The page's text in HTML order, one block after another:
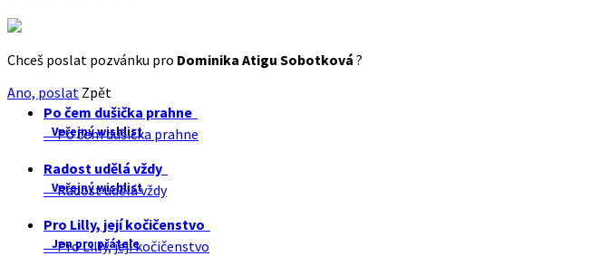
Chceš poslat pozvánku pro Dominika Atigu Sobotková ?
Ano, poslat Zpět
Po čem dušička prahne
Veřejný wishlist
Po čem dušička prahne
Radost udělá vždy
Veřejný wishlist
Radost udělá vždy
Pro Lilly, její kočičenstvo
Jen pro přátele
Pro Lilly, její kočičenstvo